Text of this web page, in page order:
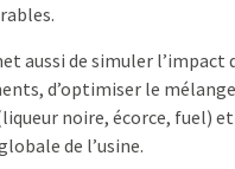
aussi de simuler l’impact
d’optimiser le
noire, écorce, fuel)
de l’usine.